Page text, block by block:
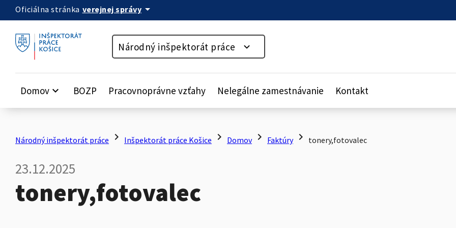
Preskočiť na obsah
Oficiálna stránka verejnej správy arrow_drop_down
Národný inšpektorát práce
Domov keyboard_arrow_down BOZP Pracovnoprávne vzťahy Nelegálne zamestnávanie Kontakt
Národný inšpektorát práce chevron_right Inšpektorát práce Košice chevron_right Domov chevron_right Faktúry chevron_right tonery,fotovalec
23.12.2025
tonery,fotovalec